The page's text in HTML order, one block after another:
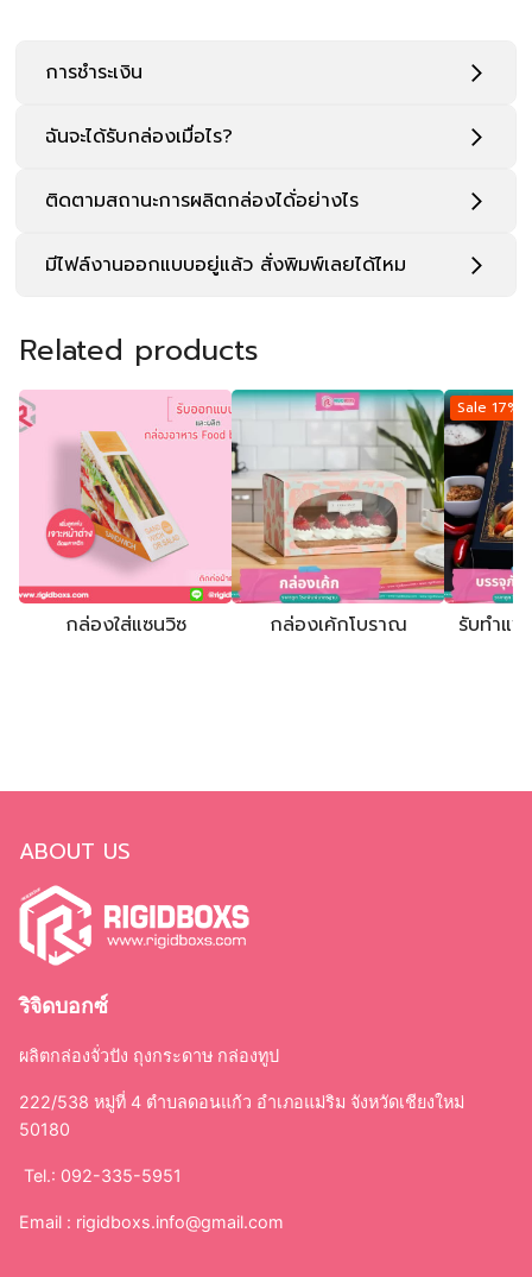
การชำระเงิน
ฉันจะได้รับกล่องเมื่อไร?
ติดตามสถานะการผลิตกล่องได้่อย่างไร
มีไฟล์งานออกแบบอยู่แล้ว สั่งพิมพ์เลยได้ไหม
Related products
กล่องใส่แซนวิซ กล่องเค้กโบราณ
Sale 17%
รับทำแพ
ABOUT US
ริจิดบอกซ์
ผลิตกล่องจั่วปัง ถุงกระดาษ กล่องทูป
222/538 หมู่ที่ 4 ตำบลดอนแก้ว อำเภอแม่ริม จังหวัดเชียงใหม่
50180
Tel.: 092-335-5951
Email : rigidboxs.info@gmail.com